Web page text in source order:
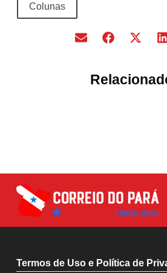
Colunas
Termos de Uso e Política de